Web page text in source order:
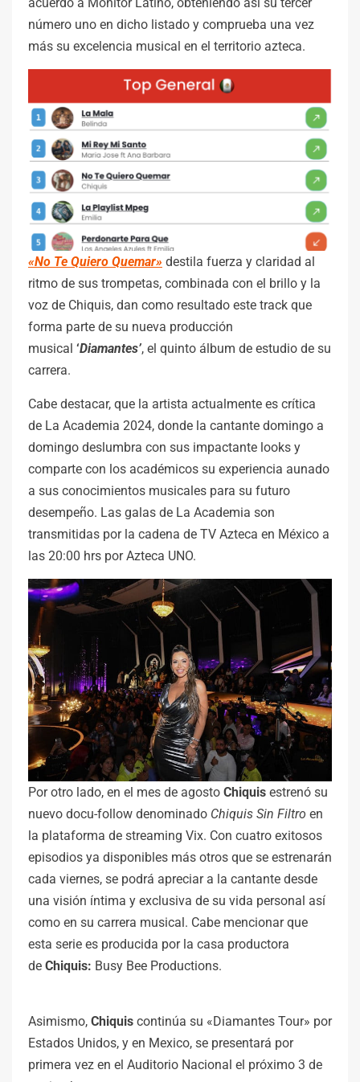
número uno en dicho listado y comprueba una vez
más su excelencia musical en el territorio azteca.
«No Te Quiero Quemar» destila fuerza y claridad al
ritmo de sus trompetas, combinada con el brillo y la
voz de Chiquis, dan como resultado este track que
forma parte de su nueva producción
musical ‘Diamantes’, el quinto álbum de estudio de su
carrera.
Cabe destacar, que la artista actualmente es crítica
de La Academia 2024, donde la cantante domingo a
domingo deslumbra con sus impactante looks y
comparte con los académicos su experiencia aunado
a sus conocimientos musicales para su futuro
desempeño. Las galas de La Academia son
transmitidas por la cadena de TV Azteca en México a
las 20:00 hrs por Azteca UNO.
Por otro lado, en el mes de agosto Chiquis estrenó su
nuevo docu-follow denominado Chiquis Sin Filtro en
la plataforma de streaming Vix. Con cuatro exitosos
episodios ya disponibles más otros que se estrenarán
cada viernes, se podrá apreciar a la cantante desde
una visión íntima y exclusiva de su vida personal así
como en su carrera musical. Cabe mencionar que
esta serie es producida por la casa productora
de Chiquis: Busy Bee Productions.
Asimismo, Chiquis continúa su «Diamantes Tour» por
Estados Unidos, y en Mexico, se presentará por
primera vez en el Auditorio Nacional el próximo 3 de